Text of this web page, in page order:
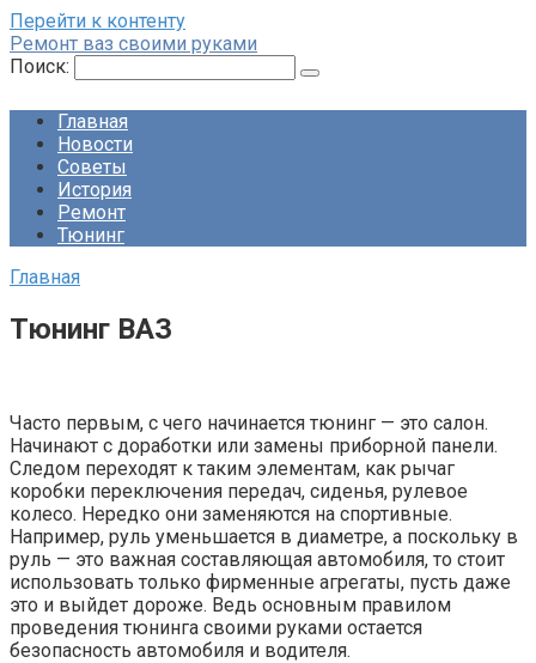
Перейти к контенту
Ремонт ваз своими руками
Поиск:
Главная
Новости
Советы
История
Ремонт
Тюнинг
Главная
Тюнинг ВАЗ
Часто первым, с чего начинается тюнинг — это салон.
Начинают с доработки или замены приборной панели.
Следом переходят к таким элементам, как рычаг
коробки переключения передач, сиденья, рулевое
колесо. Нередко они заменяются на спортивные.
Например, руль уменьшается в диаметре, а поскольку в
руль — это важная составляющая автомобиля, то стоит
использовать только фирменные агрегаты, пусть даже
это и выйдет дороже. Ведь основным правилом
проведения тюнинга своими руками остается
безопасность автомобиля и водителя.